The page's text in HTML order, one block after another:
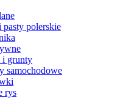
polerskie
i grunty
samochodowe
rys